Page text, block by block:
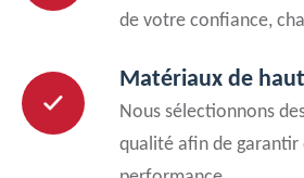
de votre confiance,
Matériaux de
Nous sélectionnons
qualité afin de